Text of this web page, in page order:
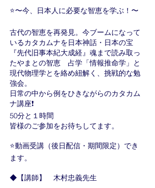
⭐〜今、日本人に必要な智恵を学ぶ！〜
古代の智恵を再発見。今ブームになって
いるカタカムナを日本神話・日本の宝
『先代旧事本紀大成経』魂まで読み取っ
たやまとの智恵 占学「情報推命学」と
現代物理学とを絡め紐解く、挑戦的な勉
強会。
日常の中から例をひきながらのカタカム
ナ講座❗
50分と１時間
皆様のご参加をお待ちしてます。
⭐動画受講（後日配信・期間限定）でき
ます。
◆【講師】 木村忠義先生